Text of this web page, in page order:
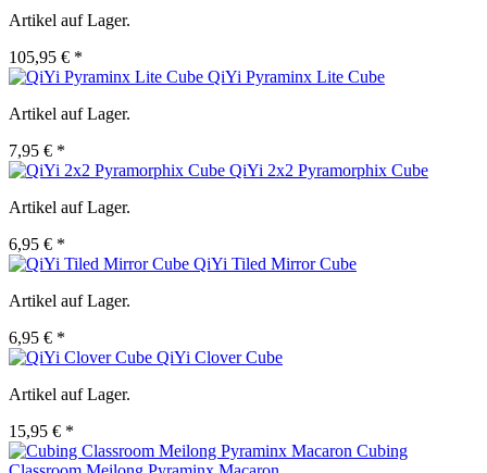
Artikel auf Lager.
105,95 € *
QiYi Pyraminx Lite Cube
Artikel auf Lager.
7,95 € *
QiYi 2x2 Pyramorphix Cube
Artikel auf Lager.
6,95 € *
QiYi Tiled Mirror Cube
Artikel auf Lager.
6,95 € *
QiYi Clover Cube
Artikel auf Lager.
15,95 € *
Cubing